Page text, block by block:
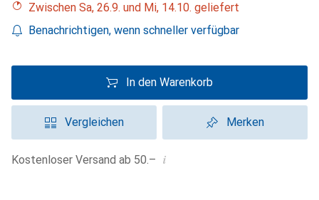
Zwischen Sa, 26.9. und Mi, 14.10. geliefert
Benachrichtigen, wenn schneller verfügbar
In den Warenkorb
Vergleichen Merken
Kostenloser Versand ab 50.– i